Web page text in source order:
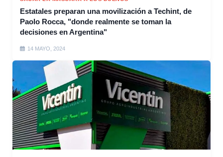
Estatales preparan una movilización a Techint, de
Paolo Rocca, "donde realmente se toman la
decisiones en Argentina"
14 MAYO, 2024